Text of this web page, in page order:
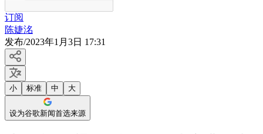
订阅
陈婕洺
发布/2023年1月3日 17:31
小 标准 中 大
设为谷歌新闻首选来源